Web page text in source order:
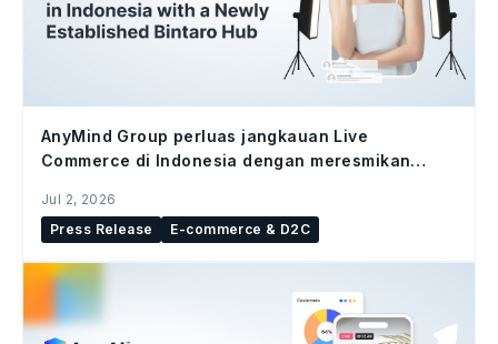
AnyMind Group perluas jangkauan Live
Commerce di Indonesia dengan meresmikan
Jul 2, 2026
Press Release
E-commerce & D2C